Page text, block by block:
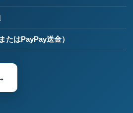
たはPayPay送金）